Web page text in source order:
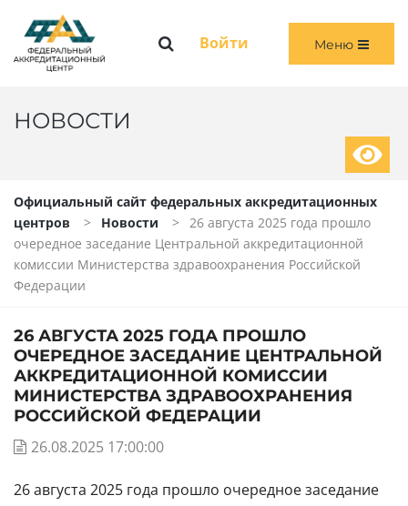
Войти Меню
НОВОСТИ
Официальный сайт федеральных аккредитационных
центров
Новости
26 августа 2025 года прошло
очередное заседание Центральной аккредитационной
комиссии Министерства здравоохранения Российской
Федерации
26 АВГУСТА 2025 ГОДА ПРОШЛО
ОЧЕРЕДНОЕ ЗАСЕДАНИЕ ЦЕНТРАЛЬНОЙ
АККРЕДИТАЦИОННОЙ КОМИССИИ
МИНИСТЕРСТВА ЗДРАВООХРАНЕНИЯ
РОССИЙСКОЙ ФЕДЕРАЦИИ
26.08.2025 17:00:00
26 августа 2025 года прошло очередное заседание
ГЛАВНАЯ
ОБЩАЯ ИНФОРМАЦИЯ
ПЕРИОДИЧЕСКАЯ АККРЕДИТАЦИЯ
ЧЛЕНАМ АККРЕДИТАЦИОННЫХ КОМИССИЙ